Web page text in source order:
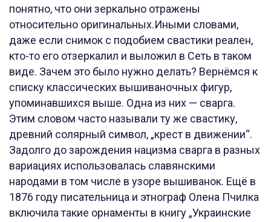
понятно, что они зеркально отражены
относительно оригинальных.Иными словами,
даже если снимок с подобием свастики реален,
кто-то его отзеркалил и выложил в Сеть в таком
виде. Зачем это было нужно делать? Вернёмся к
списку классических вышиваночных фигур,
упоминавшихся выше. Одна из них — сварга.
Этим словом часто называли ту же свастику,
древний солярный символ, „крест в движении“.
Задолго до зарождения нацизма сварга в разных
вариациях использовалась славянскими
народами в том числе в узоре вышиванок. Ещё в
1876 году писательница и этнограф Олена Пчилка
включила такие орнаменты в книгу „Украинские